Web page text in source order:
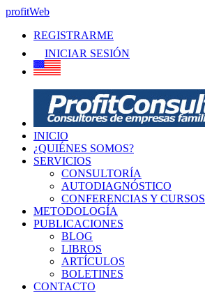
profitWeb
REGISTRARME
INICIAR SESIÓN
INICIO
¿QUIÉNES SOMOS?
SERVICIOS
CONSULTORÍA
AUTODIAGNÓSTICO
CONFERENCIAS Y CURSOS
METODOLOGÍA
PUBLICACIONES
BLOG
LIBROS
ARTÍCULOS
BOLETINES
CONTACTO